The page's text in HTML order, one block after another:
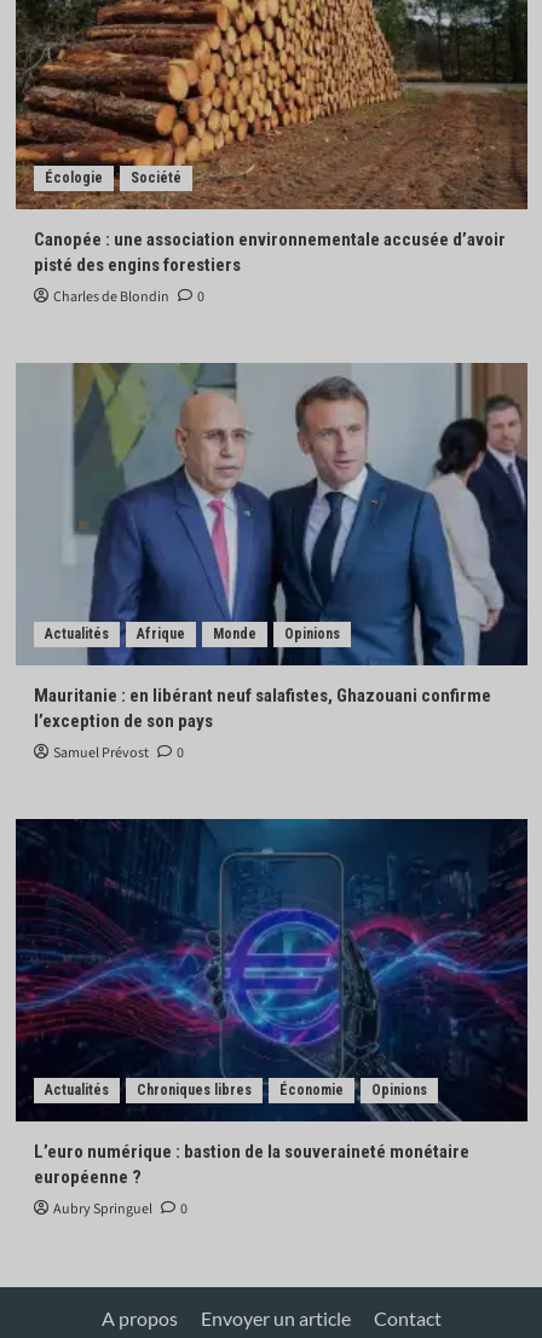
Écologie Société
Canopée : une association environnementale accusée d’avoir
pisté des engins forestiers
Charles de Blondin 0
Actualités Afrique Monde Opinions
Mauritanie : en libérant neuf salafistes, Ghazouani confirme
l’exception de son pays
Samuel Prévost 0
Actualités Chroniques libres Économie Opinions
L’euro numérique : bastion de la souveraineté monétaire
européenne ?
Aubry Springuel 0
A propos Envoyer un article Contact